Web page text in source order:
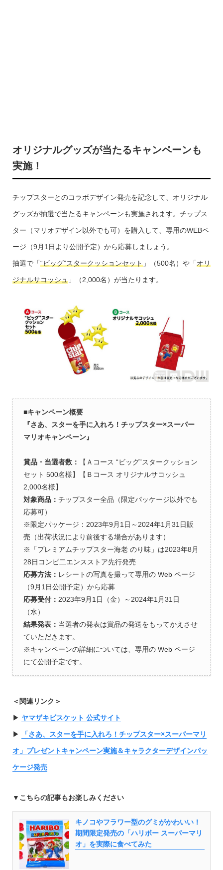
オリジナルグッズが当たるキャンペーンも
実施！
チップスターとのコラボデザイン発売を記念して、オリジナル
グッズが抽選で当たるキャンペーンも実施されます。チップス
ター（マリオデザイン以外でも可）を購入して、専用のWEBペ
ージ（9月1日より公開予定）から応募しましょう。
抽選で「“ビッグ”スタークッションセット」（500名）や「オリ
ジナルサコッシュ」（2,000名）が当たります。
■キャンペーン概要
『さあ、スターを手に入れろ！チップスター×スーパー
マリオキャンペーン』
賞品・当選者数：
【Ａコース “ビッグ”スタークッション
セット 500名様】【Ｂコース オリジナルサコッシュ
2,000名様】
対象商品： チップスター全品（限定パッケージ以外でも
応募可）
※限定パッケージ：2023年9月1日～2024年1月31日販
売（出荷状況により前後する場合があります）
※「プレミアムチップスター海老 のり味」は2023年8月
28日コンビ二エンスストア先行発売
応募方法： レシートの写真を撮って専用の Web ページ
（9月1日公開予定）から応募
応募受付： 2023年9月1日（金）～2024年1月31日
（水）
結果発表： 当選者の発表は賞品の発送をもってかえさせ
ていただきます。
※キャンペーンの詳細については、専用の Web ページ
にて公開予定です。
＜関連リンク＞
▶︎ ヤマザキビスケット 公式サイト
▶︎ 「さあ、スターを手に入れろ！チップスター×スーパーマリ
オ」プレゼントキャンペーン実施＆キャラクターデザインパッ
ケージ発売
▼こちらの記事もお楽しみください
キノコやフラワー型のグミがかわいい！
期間限定発売の「ハリボー スーパーマリ
オ」を実際に食べてみた